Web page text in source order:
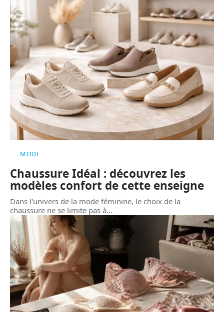
MODE
Chaussure Idéal : découvrez les
modèles confort de cette enseigne
Dans l'univers de la mode féminine, le choix de la
chaussure ne se limite pas à…